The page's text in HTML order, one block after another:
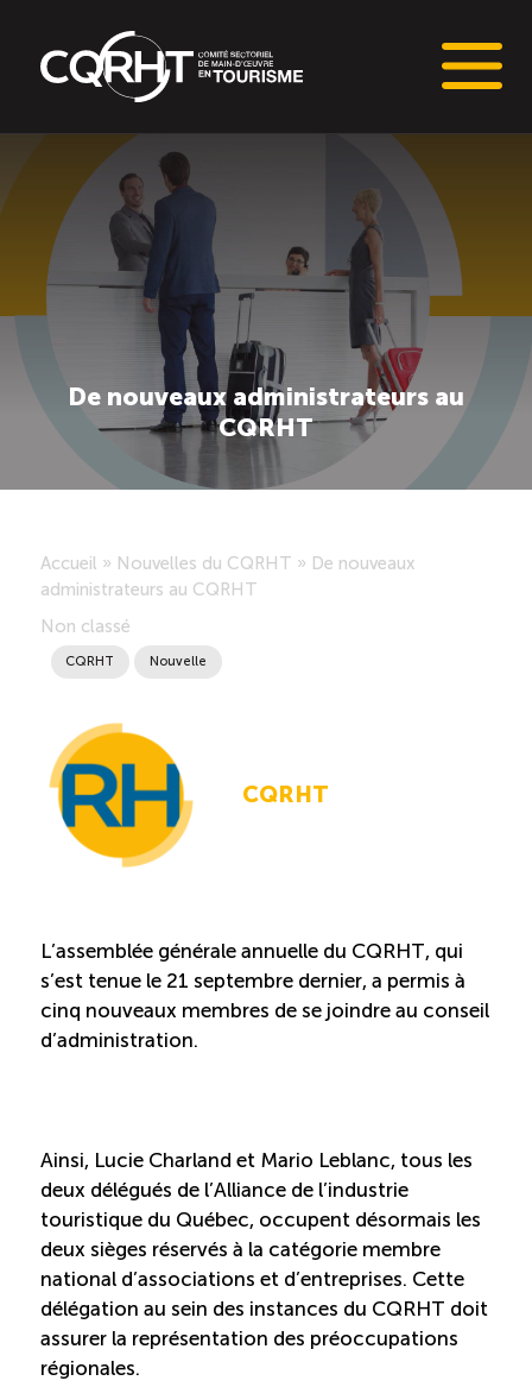
Connaissances stratégiques
Informations sur le marché du travail (IMT)
Tableaux de bord de l’industrie touristique
Main-d’oeuvre en tourisme
Le pôle IMT
Saisonnalité des emplois
Outils et ressources
Portail RH
Descriptions de fonction
Balados
Programmes d’aide et subventions
Compétences et formations
Nouvelles formations
Formation sur mesure
De nouveaux administrateurs au
CQRHT
Accueil » Nouvelles du CQRHT » De nouveaux
administrateurs au CQRHT
Non classé
CQRHT Nouvelle
CQRHT
L’assemblée générale annuelle du CQRHT, qui
s’est tenue le 21 septembre dernier, a permis à
cinq nouveaux membres de se joindre au conseil
d’administration.
Ainsi, Lucie Charland et Mario Leblanc, tous les
deux délégués de l’Alliance de l’industrie
touristique du Québec, occupent désormais les
deux sièges réservés à la catégorie membre
national d’associations et d’entreprises. Cette
délégation au sein des instances du CQRHT doit
assurer la représentation des préoccupations
régionales.